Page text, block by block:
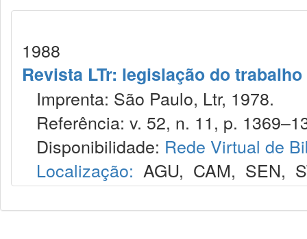
1988
Revista LTr: legislação do trabalho
Imprenta: São Paulo, Ltr, 1978.
Referência: v. 52, n. 11, p.
Disponibilidade: Rede Virtual de
Localização: AGU, CAM, SEN,